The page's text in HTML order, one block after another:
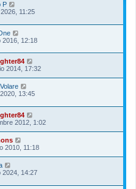
P
11:25
2016, 12:18
2014, 17:32
13:45
2012, 1:02
2010, 11:18
2024, 14:27